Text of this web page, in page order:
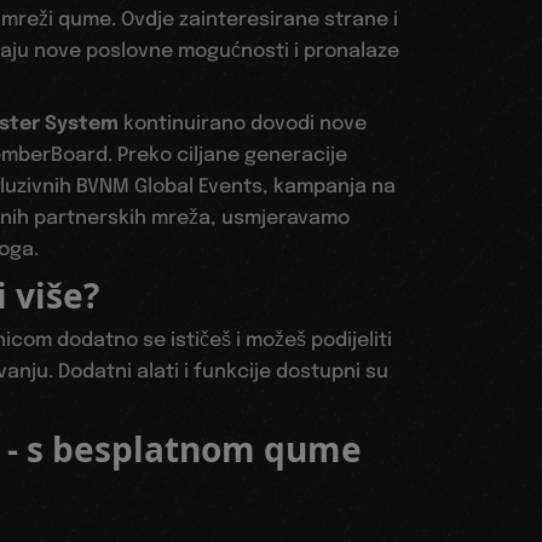
qume. Ovdje zainteresirane strane i
nove poslovne mogućnosti i pronalaze
System kontinuirano dovodi nove
Preko ciljane generacije
BVNM Global Events, kampanja na
partnerskih mreža, usmjeravamo
više?
dodatno se ističeš i možeš podijeliti
Dodatni alati i funkcije dostupni su
s besplatnom qume